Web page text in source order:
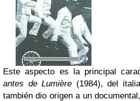
Este aspecto es la principal
antes de Lumière (1984), del
también dio origen a un